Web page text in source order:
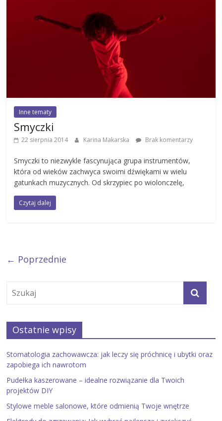
Inne tematy
Smyczki
22 sierpnia 2014 Karina Makarska Brak komentarzy
Smyczki to niezwykle fascynująca grupa instrumentów,
która od wieków zachwyca swoimi dźwiękami w wielu
gatunkach muzycznych. Od skrzypiec po wiolonczelę,
Czytaj dalej
← Poprzednie
Ostatnie wpisy
Stomatologia zachowawcza: jak leczy się próchnicę i ubytki oraz
zapobiega ich nawrotom
Pudełka kaszerowane – idealne rozwiązanie dla Twoich
projektów DIY
Stylowe meble salonowe, które odmienią Twoje wnętrze